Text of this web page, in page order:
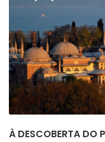
À DESCOBERTA DO